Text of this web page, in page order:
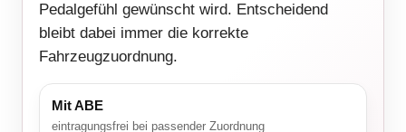
Pedalgefühl gewünscht wird. Entscheidend
bleibt dabei immer die korrekte
Fahrzeugzuordnung.
Mit ABE
eintragungsfrei bei passender Zuordnung